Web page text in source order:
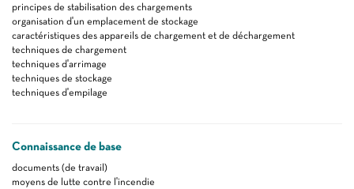
principes de stabilisation des chargements
organisation d'un emplacement de stockage
caractéristiques des appareils de chargement et de déchargement
techniques de chargement
techniques d'arrimage
techniques de stockage
techniques d'empilage
Connaissance de base
documents (de travail)
moyens de lutte contre l'incendie